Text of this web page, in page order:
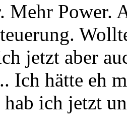
Mehr Power.
jetzt aber
Ich hätte eh
hab ich jetzt